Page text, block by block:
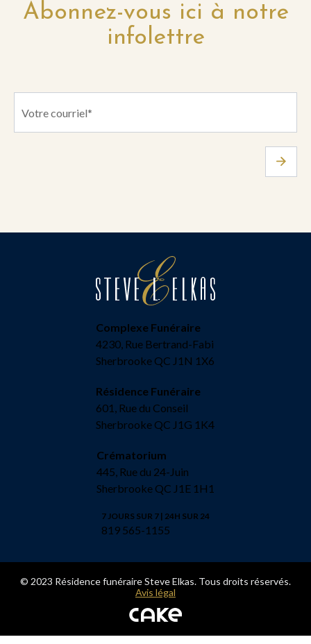
Abonnez-vous ici à notre
infolettre
Complexe Funéraire
4230, Rue Bertrand-Fabi
Sherbrooke QC J1N 1X6
Résidence Funéraire
601, Rue du Conseil
Sherbrooke QC J1G 1K4
Crématorium
445, Rue du 24-Juin
Sherbrooke QC J1E 1H1
7 JOURS SUR 7 | 24H SUR 24
819 565-1155
© 2023 Résidence funéraire Steve Elkas. Tous droits réservés.
Avis légal